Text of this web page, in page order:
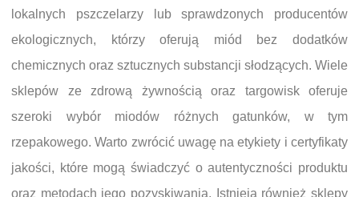
lokalnych pszczelarzy lub sprawdzonych producentów
ekologicznych, którzy oferują miód bez dodatków
chemicznych oraz sztucznych substancji słodzących. Wiele
sklepów ze zdrową żywnością oraz targowisk oferuje
szeroki wybór miodów różnych gatunków, w tym
rzepakowego. Warto zwrócić uwagę na etykiety i certyfikaty
jakości, które mogą świadczyć o autentyczności produktu
oraz metodach jego pozyskiwania. Istnieją również sklepy